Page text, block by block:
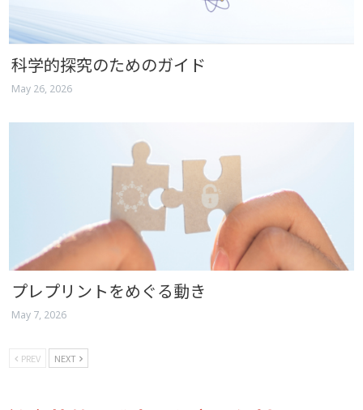
科学的探究のためのガイド
May 26, 2026
プレプリントをめぐる動き
May 7, 2026
PREV NEXT